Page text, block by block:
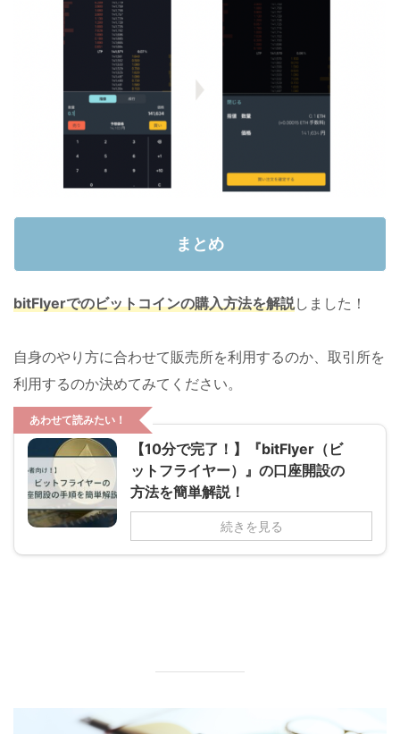
まとめ
bitFlyerでのビットコインの購入方法を解説しました！
自身のやり方に合わせて販売所を利用するのか、取引所を
利用するのか決めてみてください。
あわせて読みたい！
【10分で完了！】『bitFlyer（ビ
ットフライヤー）』の口座開設の
方法を簡単解説！
続きを見る